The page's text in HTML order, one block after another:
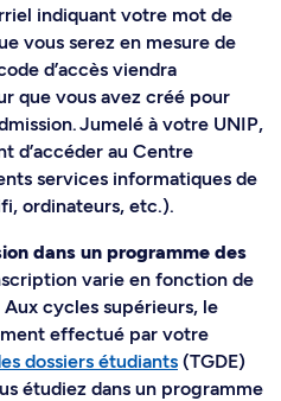
indiquant votre mot de
vous serez en mesure de
d’accès viendra
que vous avez créé pour
Jumelé à votre UNIP,
d’accéder au Centre
services informatiques de
ordinateurs, etc.).
dans un programme des
varie en fonction de
cycles supérieurs, le
effectué par votre
dossiers étudiants (TGDE)
étudiez dans un programme